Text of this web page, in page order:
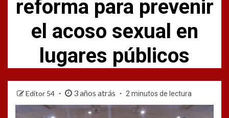
reforma para prevenir
el acoso sexual en
lugares públicos
Editor 54 3 años atrás 2 minutos de lectura